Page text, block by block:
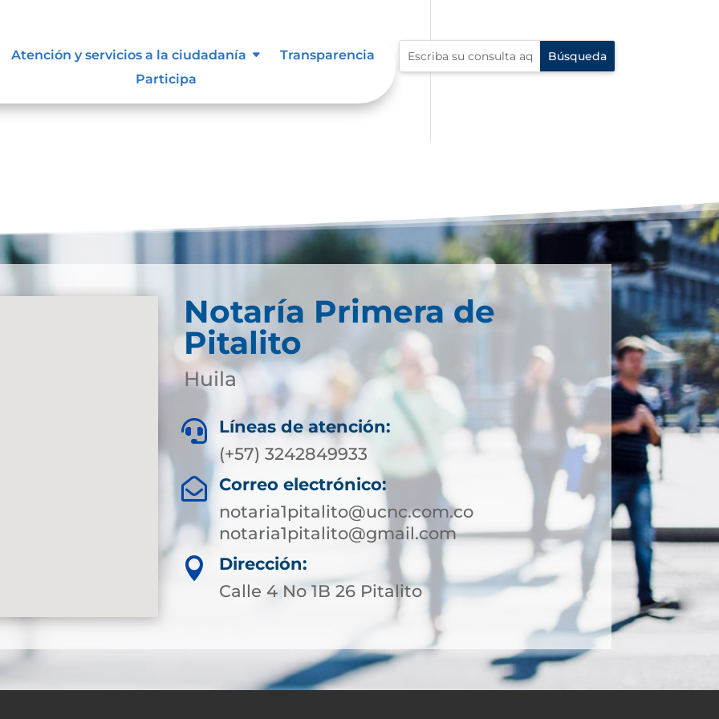
Atención y servicios a la ciudadanía
Transparencia
Participa
les aplique de interés.
Notaría Primera de
Pitalito
Huila

Líneas de atención:
(+57) 3242849933

Correo electrónico:
notaria1pitalito@ucnc.com.co
notaria1pitalito@gmail.com

Dirección:
Calle 4 No 1B 26 Pitalito